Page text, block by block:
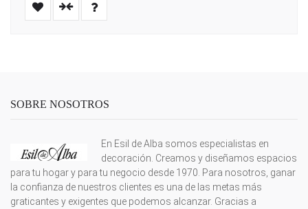
SOBRE NOSOTROS
En Esil de Alba somos especialistas en
decoración. Creamos y diseñamos espacios
para tu hogar y para tu negocio desde 1970. Para nosotros, ganar
la confianza de nuestros clientes es una de las metas más
graticantes y exigentes que podemos alcanzar. Gracias a